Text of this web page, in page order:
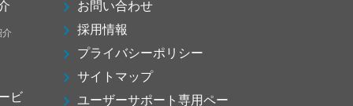
介
ビ
お問い合わせ
採用情報
プライバシーポリシー
サイトマップ
ユーザーサポート専用ペー